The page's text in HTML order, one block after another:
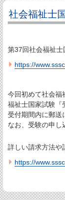
社会福祉士
第37回社会福祉士
https://
今回初めて社会福
福祉士国家試験『
受付期間内に郵送
なお、受験の申し
詳しい請求方法や
https://